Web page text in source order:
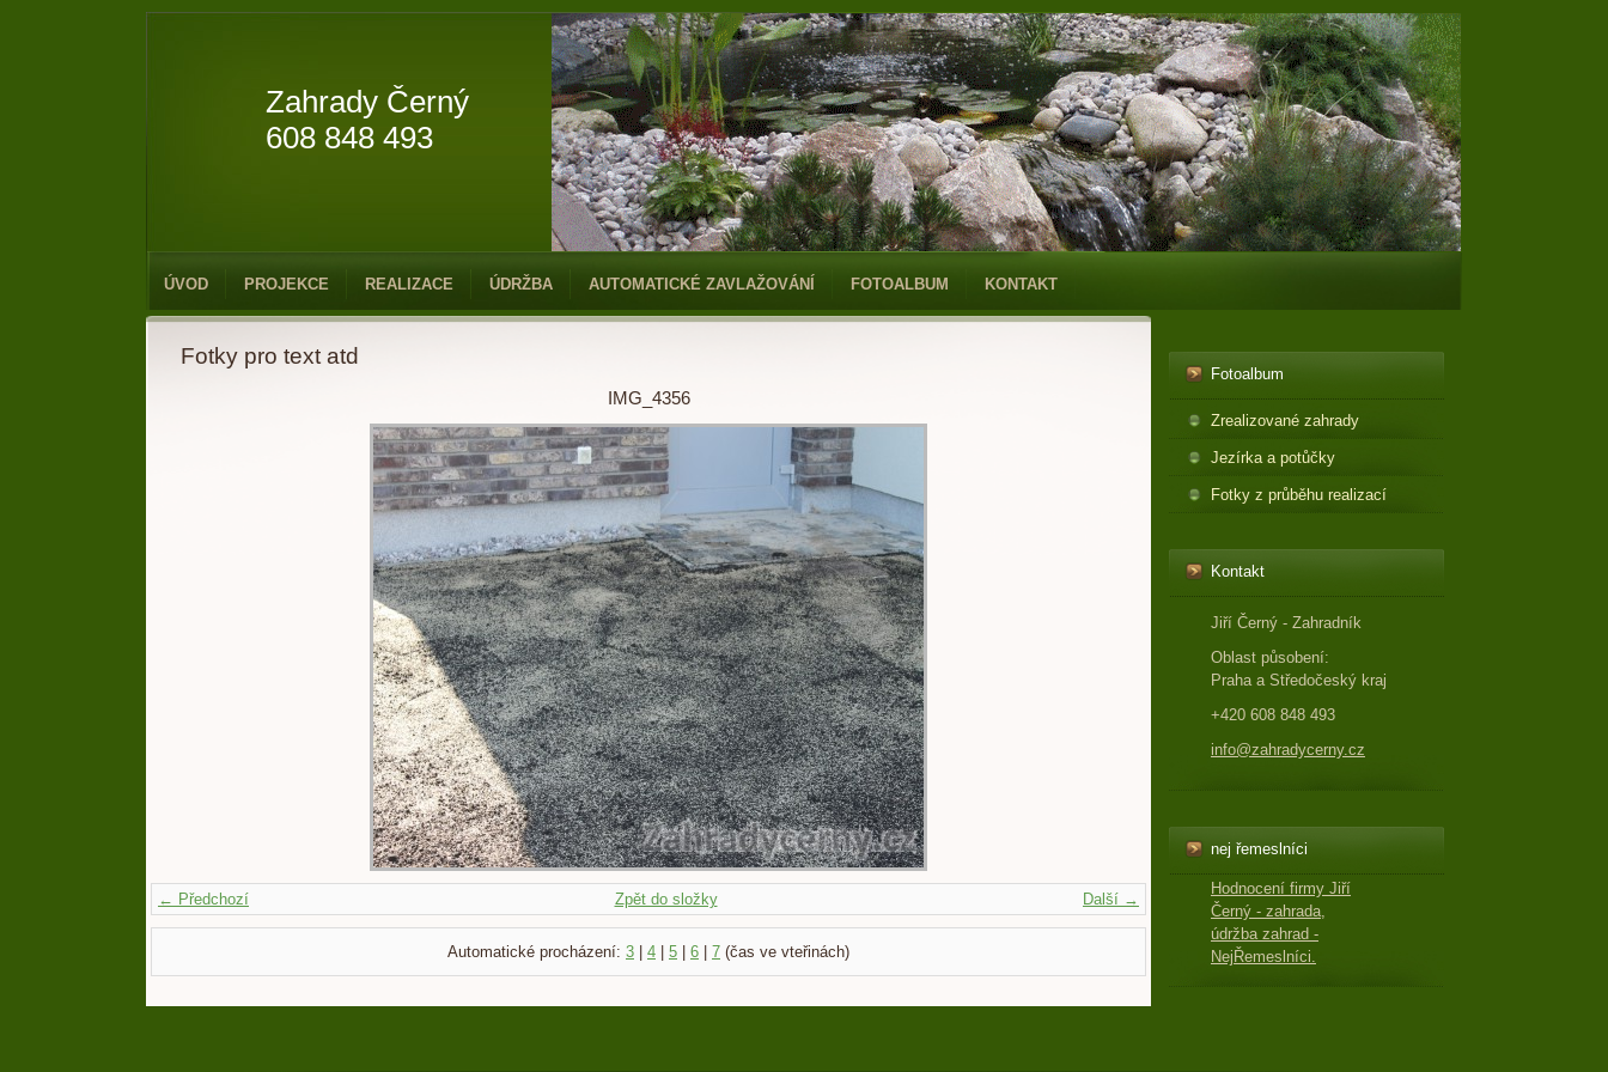
Zahrady Černý
608 848 493
ÚVOD PROJEKCE REALIZACE ÚDRŽBA AUTOMATICKÉ ZAVLAŽOVÁNÍ FOTOALBUM KONTAKT
Fotoalbum
Zrealizované zahrady
Jezírka a potůčky
Fotky z průběhu realizací
Kontakt
Jiří Černý - Zahradník
Oblast působení:
Praha a Středočeský kraj
+420 608 848 493
info@zahradycerny.cz
nej řemeslníci
Hodnocení firmy Jiří
Černý - zahrada,
údržba zahrad -
NejŘemeslníci.
Fotky pro text atd
IMG_4356
← Předchozí Další →
Zpět do složky
Automatické procházení: 3 4 5 6 7 (čas ve vteřinách)